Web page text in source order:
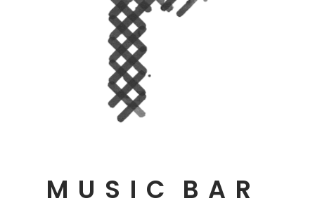
MUSIC BAR